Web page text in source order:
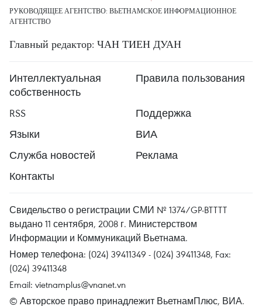
РУКОВОДЯЩЕЕ АГЕНТСТВО: ВЬЕТНАМСКОЕ ИНФОРМАЦИОННОЕ
АГЕНТСТВО
Главный редактор: ЧАН ТИЕН ДУАН
Интеллектуальная
собственность
Правила пользования
RSS
Поддержка
Языки
ВИА
Служба новостей
Реклама
Контакты
Свидельство о регистрации СМИ № 1374/GP-BTTTT
выдано 11 сентября, 2008 г. Министерством
Информации и Коммуникаций Вьетнама.
Номер телефона: (024) 39411349 - (024) 39411348, Fax:
(024) 39411348
Email: vietnamplus@vnanet.vn
© Авторское право принадлежит ВьетнамПлюс, ВИА.